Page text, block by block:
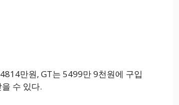
만원, GT는 5499만 9천원에 구입
수 있다.